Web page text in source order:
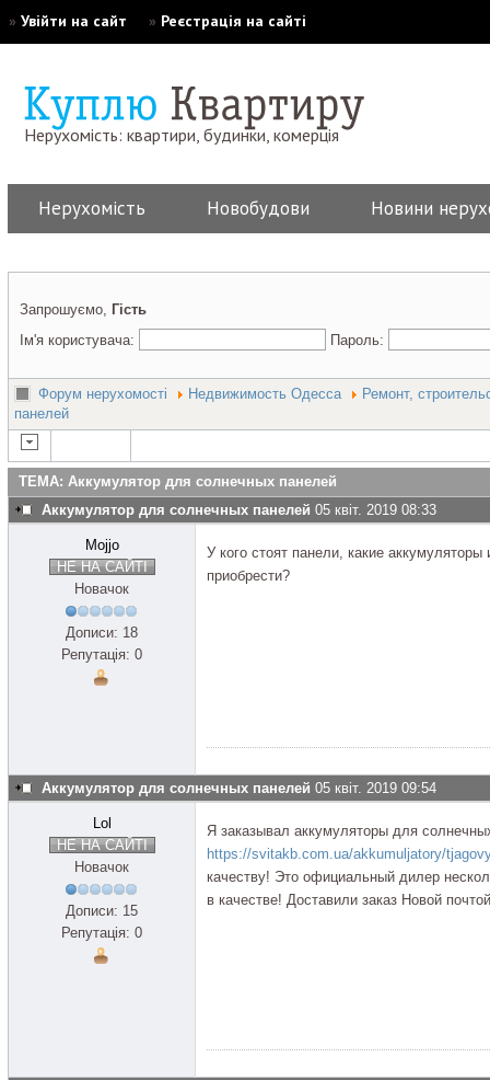
» Увійти на сайт » Реєстрація на сайті
Нерухомість: квартири, будинки, комерція
Нерухомість Новобудови Новини
Запрошуємо, Гість
Ім'я користувача:
Пароль:
Форум нерухомості Недвижимость Одесса
Ремонт,
панелей
ТЕМА: Аккумулятор для солнечных панелей
Аккумулятор для солнечных панелей 05 квіт. 2019 08:33
Mojjo
НЕ НА САЙТІ
Новачок
Дописи: 18
Репутація: 0
У кого стоят панели, какие
приобрести?
Аккумулятор для солнечных панелей 05 квіт. 2019 09:54
Lol
НЕ НА САЙТІ
Новачок
Дописи: 15
Репутація: 0
Я заказывал аккумуляторы для
https://svitakb.com.ua/akkumuljatory/
качеству! Это официальный дилер
в качестве! Доставили заказ Новой